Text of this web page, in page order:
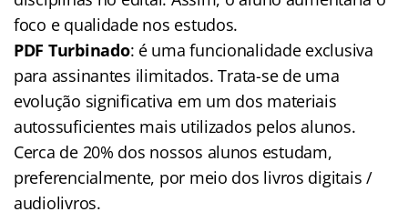
foco e qualidade nos estudos.
PDF Turbinado: é uma funcionalidade exclusiva
para assinantes ilimitados. Trata-se de uma
evolução significativa em um dos materiais
autossuficientes mais utilizados pelos alunos.
Cerca de 20% dos nossos alunos estudam,
preferencialmente, por meio dos livros digitais /
audiolivros.